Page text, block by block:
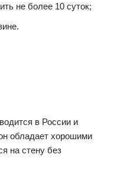
не более 10 суток;
в России и
обладает хорошими
на стену без